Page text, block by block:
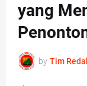
yang
by Tim